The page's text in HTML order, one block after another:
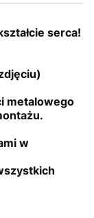
serca!
metalowego
w